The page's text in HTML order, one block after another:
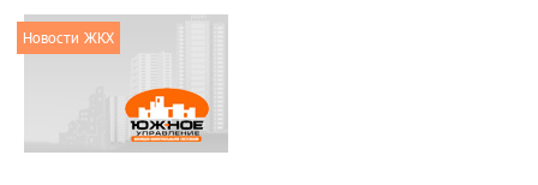
Новости ЖКХ